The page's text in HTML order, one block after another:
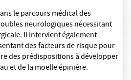
le parcours médical des
neurologiques nécessitant
Il intervient également
des facteurs de risque pour
des prédispositions à développer
et de la moelle épinière.